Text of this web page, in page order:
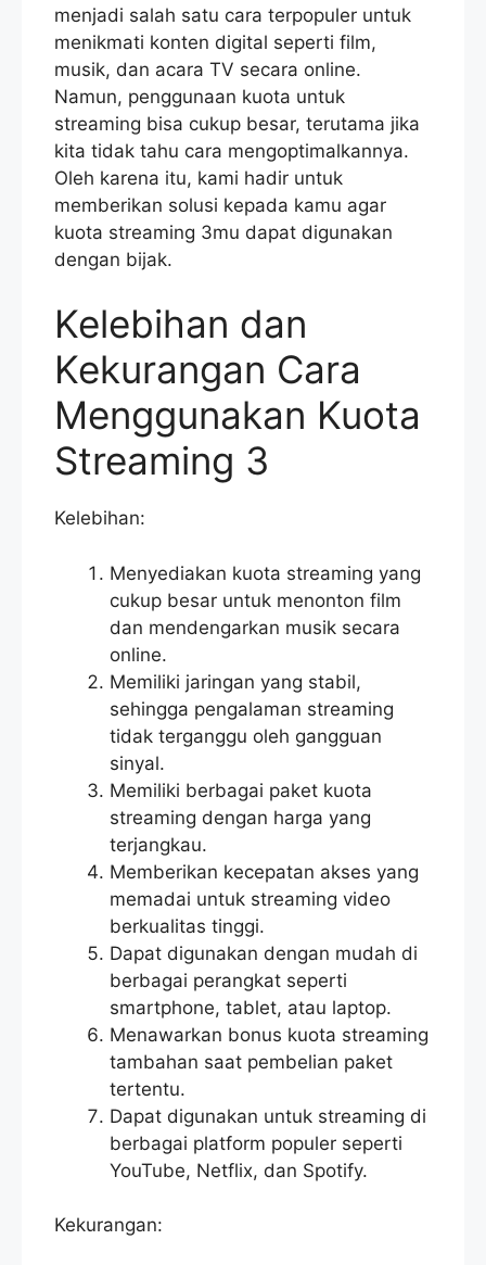
menjadi salah satu cara terpopuler untuk
menikmati konten digital seperti film,
musik, dan acara TV secara online.
Namun, penggunaan kuota untuk
streaming bisa cukup besar, terutama jika
kita tidak tahu cara mengoptimalkannya.
Oleh karena itu, kami hadir untuk
memberikan solusi kepada kamu agar
kuota streaming 3mu dapat digunakan
dengan bijak.
Kelebihan dan
Kekurangan Cara
Menggunakan Kuota
Streaming 3
Kelebihan:
Menyediakan kuota streaming yang
cukup besar untuk menonton film
dan mendengarkan musik secara
online.
Memiliki jaringan yang stabil,
sehingga pengalaman streaming
tidak terganggu oleh gangguan
sinyal.
Memiliki berbagai paket kuota
streaming dengan harga yang
terjangkau.
Memberikan kecepatan akses yang
memadai untuk streaming video
berkualitas tinggi.
Dapat digunakan dengan mudah di
berbagai perangkat seperti
smartphone, tablet, atau laptop.
Menawarkan bonus kuota streaming
tambahan saat pembelian paket
tertentu.
Dapat digunakan untuk streaming di
berbagai platform populer seperti
YouTube, Netflix, dan Spotify.
Kekurangan: